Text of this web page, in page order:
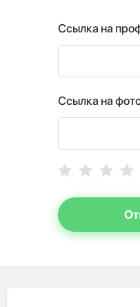
Ссылка на
Ссылка на